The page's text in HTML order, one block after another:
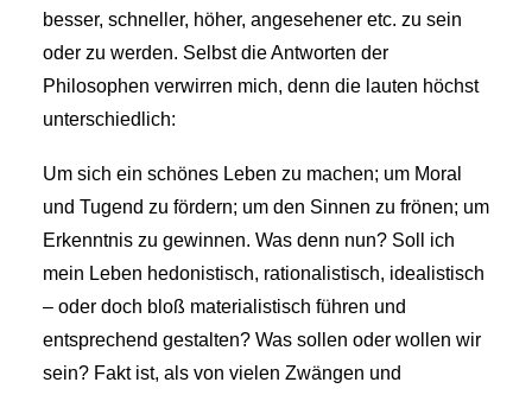
besser, schneller, höher, angesehener etc. zu sein
oder zu werden. Selbst die Antworten der
Philosophen verwirren mich, denn die lauten höchst
unterschiedlich:
Um sich ein schönes Leben zu machen; um Moral
und Tugend zu fördern; um den Sinnen zu frönen; um
Erkenntnis zu gewinnen. Was denn nun? Soll ich
mein Leben hedonistisch, rationalistisch, idealistisch
– oder doch bloß materialistisch führen und
entsprechend gestalten? Was sollen oder wollen wir
sein? Fakt ist, als von vielen Zwängen und